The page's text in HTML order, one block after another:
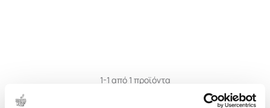
1-1 από 1 προϊόντα
Δημοτικότητα